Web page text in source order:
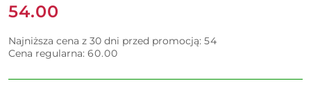
Cena:
54.00
Najniższa cena z 30 dni przed promocją: 54
Cena regularna: 60.00